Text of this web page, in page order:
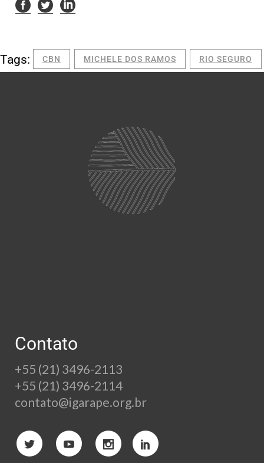
Tags: CBN MICHELE DOS RAMOS RIO SEGURO
Contato
+55 (21) 3496-2113
+55 (21) 3496-2114
contato@igarape.org.br